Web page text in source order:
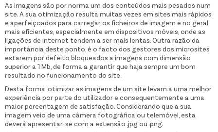
As imagens são por norma um dos conteúdos mais pesados num
site. A sua otimização resulta muitas vezes em sites mais rápidos
e aperfeiçoados para carregar os ficheiros de imagem e no geral
mais eficientes, especialmente em dispositivos móveis, onde as
ligações de internet tendem a ser mais lentas. Outra razão da
importância deste ponto, é o facto dos gestores dos microsites
estarem por defeito bloqueados a imagens com dimensão
superior a 1 Mb, de forma a garantir que haja sempre um bom
resultado no funcionamento do site.
Desta forma, otimizar as imagens de um site levam a uma melhor
experiência por parte do utilizador e consequentemente a uma
maior percentagem de satisfação. Considerando que a sua
imagem veio de uma câmera fotográfica ou telemóvel, esta
deverá apresentar-se com a extensão .jpg ou .png.